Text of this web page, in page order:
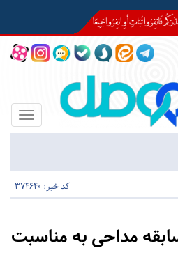
Toggle
کد خبر: 374640
مداحی به مناسبت